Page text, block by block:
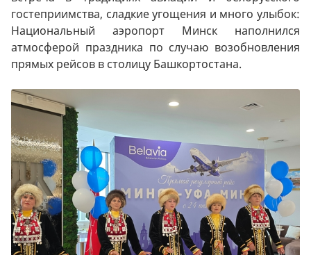
гостеприимства, сладкие угощения и много улыбок:
Национальный аэропорт Минск наполнился
атмосферой праздника по случаю возобновления
прямых рейсов в столицу Башкортостана.